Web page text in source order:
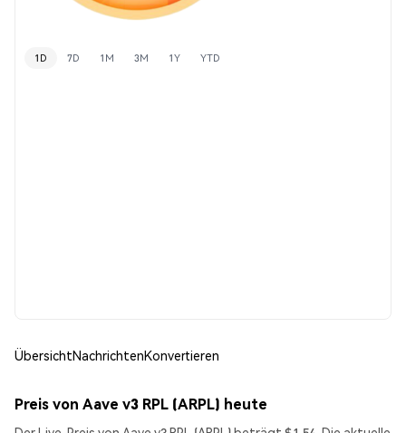
1D 7D 1M 3M 1Y YTD
ÜbersichtNachrichtenKonvertieren
Preis von Aave v3 RPL (ARPL) heute